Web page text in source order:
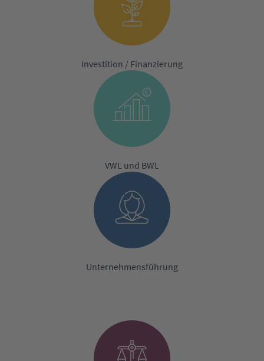
Investition / Finanzierung
VWL und BWL
Unternehmensführung